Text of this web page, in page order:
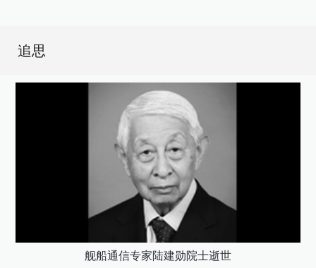
追思
舰船通信专家陆建勋院士逝世